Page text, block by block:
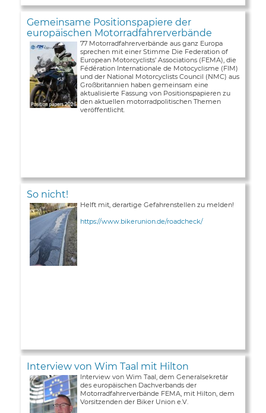
Gemeinsame Positionspapiere der
europäischen Motorradfahrerverbände
77 Motorradfahrerverbände aus ganz Europa
sprechen mit einer Stimme Die Federation of
European Motorcyclists’ Associations (FEMA), die
Fédération Internationale de Motocyclisme (FIM)
und der National Motorcyclists Council (NMC) aus
Großbritannien haben gemeinsam eine
aktualisierte Fassung von Positionspapieren zu
den aktuellen motorradpolitischen Themen
veröffentlicht.
So nicht!
Helft mit, derartige Gefahrenstellen zu melden!
https://www.bikerunion.de/roadcheck/
Interview von Wim Taal mit Hilton
Interview von Wim Taal, dem Generalsekretär
des europäischen Dachverbands der
Motorradfahrerverbände FEMA, mit Hilton, dem
Vorsitzenden der Biker Union e.V.